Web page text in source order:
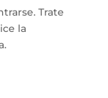
Trate
la